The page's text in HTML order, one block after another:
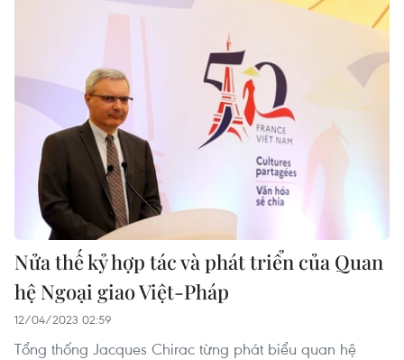
Nửa thế kỷ hợp tác và phát triển của Quan
hệ Ngoại giao Việt-Pháp
12/04/2023 02:59
Tổng thống Jacques Chirac từng phát biểu quan hệ